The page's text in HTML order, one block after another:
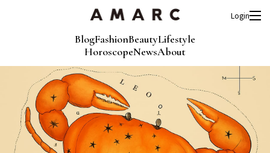
BlogFashionBeautyLifestyle
HoroscopeNewsAbout
Login